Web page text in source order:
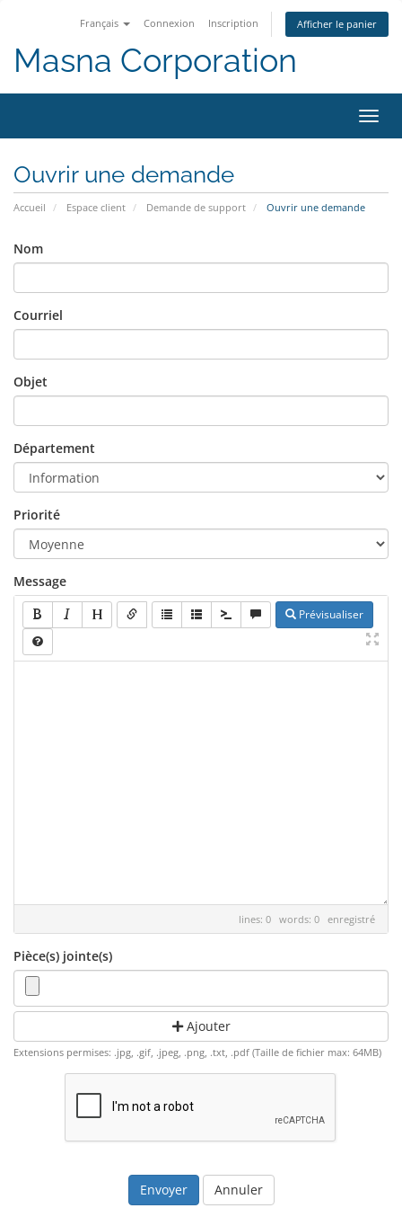
Français Connexion Inscription Afficher le panier
Masna Corporation
la
Ouvrir une demande
Accueil Espace client Demande de support Ouvrir une demande
Nom
Courriel
Objet
Département
Priorité
Message
Prévisualiser
lines: 0 words: 0 enregistré
Pièce(s) jointe(s)
Ajouter
Extensions permises: .jpg, .gif, .jpeg, .png, .txt, .pdf (Taille de fichier max: 64MB)
Annuler